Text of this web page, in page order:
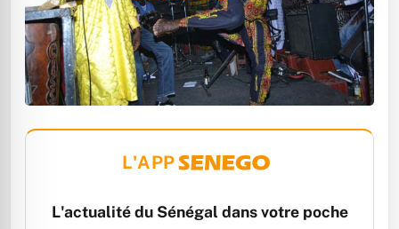
L'APP
L'actualité du Sénégal dans votre poche